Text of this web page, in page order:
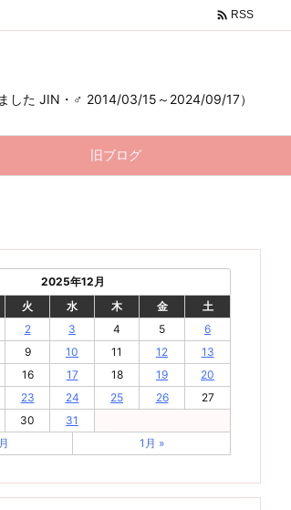
した JIN・♂ 2014/03/15～2024/09/17）
旧ブログ
 RSS
2025年12月
火 水 木 金
土
2 3 4 5
6
9 10 11 12
13
16 17 18 19
20
23 24 25 26
27
30
31
1月 »